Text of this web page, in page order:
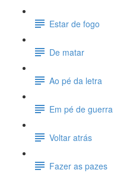
Estar de fogo
De matar
Ao pé da letra
Em pé de guerra
Voltar atrás
Fazer as pazes